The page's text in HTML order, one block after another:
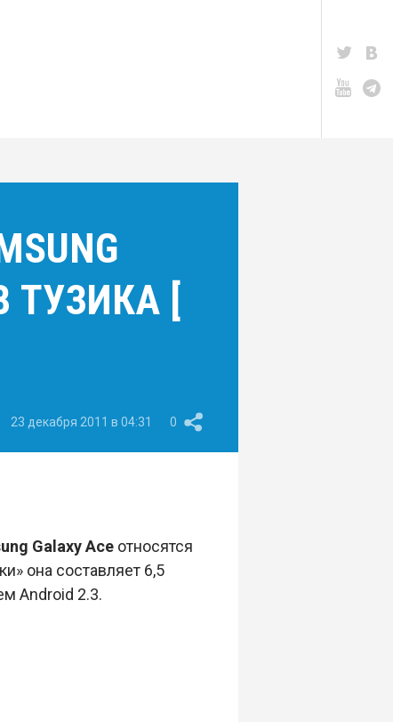
ТУЗИКА [
23 декабря 2011 в 04:31 0
Galaxy Aceотносятся
она составляет 6,5
Android 2.3.